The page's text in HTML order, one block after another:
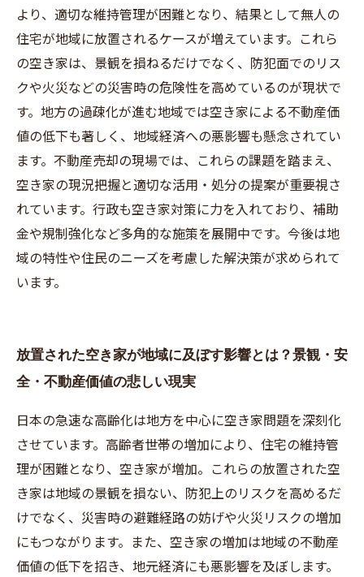
より、適切な維持管理が困難となり、結果として無人の
住宅が地域に放置されるケースが増えています。これら
の空き家は、景観を損ねるだけでなく、防犯面でのリス
クや火災などの災害時の危険性を高めているのが現状で
す。地方の過疎化が進む地域では空き家による不動産価
値の低下も著しく、地域経済への悪影響も懸念されてい
ます。不動産売却の現場では、これらの課題を踏まえ、
空き家の現況把握と適切な活用・処分の提案が重要視さ
れています。行政も空き家対策に力を入れており、補助
金や規制強化など多角的な施策を展開中です。今後は地
域の特性や住民のニーズを考慮した解決策が求められて
います。
放置された空き家が地域に及ぼす影響とは？景観・安
全・不動産価値の悲しい現実
日本の急速な高齢化は地方を中心に空き家問題を深刻化
させています。高齢者世帯の増加により、住宅の維持管
理が困難となり、空き家が増加。これらの放置された空
き家は地域の景観を損ない、防犯上のリスクを高めるだ
けでなく、災害時の避難経路の妨げや火災リスクの増加
にもつながります。また、空き家の増加は地域の不動産
価値の低下を招き、地元経済にも悪影響を及ぼします。